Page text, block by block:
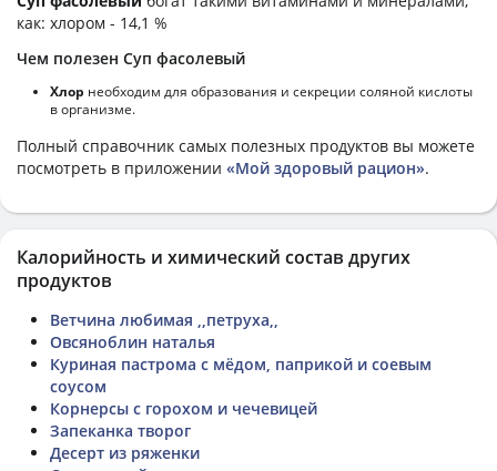
как: хлором - 14,1 %
Чем полезен Суп фасолевый
Хлор необходим для образования и секреции соляной кислоты
в организме.
Полный справочник самых полезных продуктов вы можете
посмотреть в приложении «Мой здоровый рацион».
Калорийность и химический состав других
продуктов
Ветчина любимая ,,петруха,,
Овсяноблин наталья
Куриная пастрома с мёдом, паприкой и соевым
соусом
Корнерсы с горохом и чечевицей
Запеканка творог
Десерт из ряженки